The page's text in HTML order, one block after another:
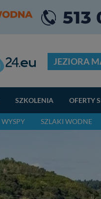
JEZIORA
SZKOLENIA OFERTY
WYSPY SZLAKI WODNE